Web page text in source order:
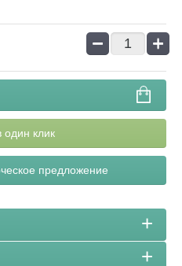
− +
один клик
предложение